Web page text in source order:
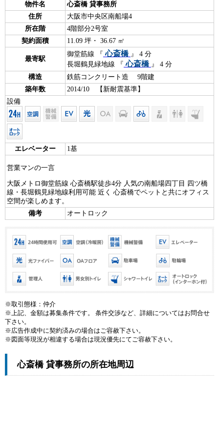
物件名
心斎橋 貸事務所
住所
大阪市中央区南船場4
所在階
4階部分2号室
契約面積
11.09 坪・ 36.67 ㎡
最寄駅
御堂筋線 『 心斎橋 』 4 分
長堀鶴見緑地線 『 心斎橋 』 4 分
構造
鉄筋コンクリート造 9階建
築年数
2014/10 【新耐震基準】
設備
エレベーター 1基
営業マンの一言
大阪メトロ御堂筋線 心斎橋駅徒歩4分 人気の南船場四丁目 四ツ橋
線・長堀鶴見緑地線利用可能 近く 心斎橋でペットと共にオフィス
空間が楽しめます。
備考
オートロック
※取引態様：仲介
※上記、金額は募集条件です。 条件交渉など、詳細についてはお問合せ
下さい。
※広告作成中に契約済みの場合はご容赦下さい。
※図面等現況が相違する場合は現況優先にてご容赦下さい。
心斎橋 貸事務所の所在地周辺